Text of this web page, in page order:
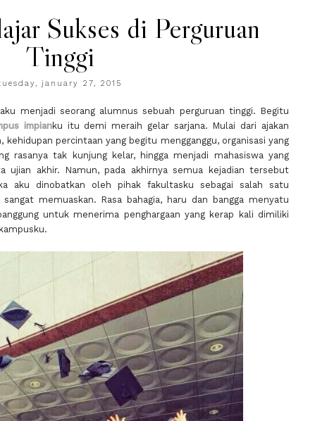
Sukses di Perguruan
Tinggi
january 27, 2015
menjadi seorang alumnus sebuah perguruan tinggi. Begitu
impianku itu demi meraih gelar sarjana. Mulai dari ajakan
percintaan yang begitu mengganggu, organisasi yang
rasanya tak kunjung kelar, hingga menjadi mahasiswa yang
ujian akhir. Namun, pada akhirnya semua kejadian tersebut
aku dinobatkan oleh pihak fakultasku sebagai salah satu
memuaskan. Rasa bahagia, haru dan bangga menyatu
untuk menerima penghargaan yang kerap kali dimiliki